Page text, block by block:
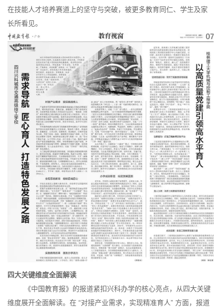
在技能人才培养赛道上的坚守与突破，被更多教育同仁、学生及家
长所看见。
四大关键维度全面解读
《中国教育报》的报道紧扣兴科办学的核心亮点，从四大关键
维度展开全面解读。在 “对接产业需求，实现精准育人” 方面，报道